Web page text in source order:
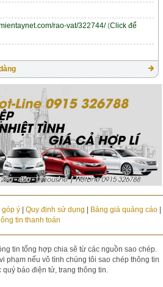
rao-vat/322744/(Click để
góp ý| Quy định sử dụng | Bảng giá quảng cáo|
tin thanh toán
tin tổng hợp chia sẽ từ các nguồn sao chép.
phạm nếu vô tình chúng tôi sao chép thông tin
báo điện tử, trang thông tin.